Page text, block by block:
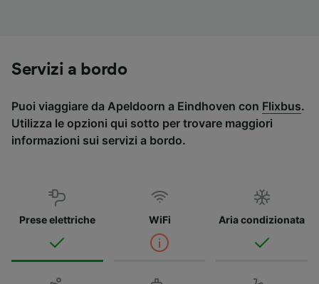
Servizi a bordo
Puoi viaggiare da Apeldoorn a Eindhoven con Flixbus.
Utilizza le opzioni qui sotto per trovare maggiori
informazioni sui servizi a bordo.
Prese elettriche WiFi Aria condizionata